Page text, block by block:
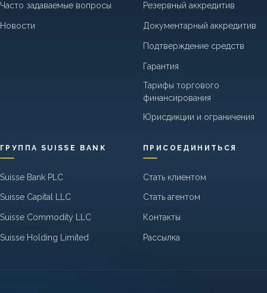
Часто задаваемые вопросы
Новости
Резервный аккредитив
Документарный аккредитив
Подтверждение средств
Гарантия
Тарифы торгового
финансирования
Юрисдикции и ограничения
ГРУППА SUISSE BANK
Suisse Bank PLC
Suisse Capital LLC
Suisse Commodity LLC
Suisse Holding Limited
ПРИСОЕДИНИТЬСЯ
Стать клиентом
Стать агентом
Контакты
Рассылка